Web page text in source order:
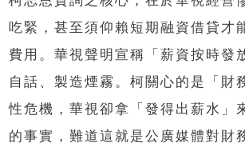
吃緊，甚至須仰賴短期融資借貸才
費用。華視聲明宣稱「薪資按時發
自話、製造煙霧。柯關心的是「財
性危機，華視卻拿「發得出薪水」
的事實，難道這就是公廣媒體對財